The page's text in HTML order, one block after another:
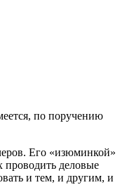
по поручению
Его «изюминкой»
проводить деловые
и тем, и другим, и